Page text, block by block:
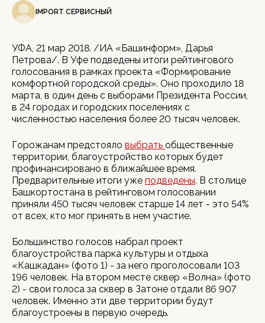
IMPORT СЕРВИСНЫЙ
УФА, 21 мар 2018. /ИА «Башинформ», Дарья
Петрова/. В Уфе подведены итоги рейтингового
голосования в рамках проекта «Формирование
комфортной городской среды». Оно проходило 18
марта, в один день с выборами Президента России,
в 24 городах и городских поселениях с
численностью населения более 20 тысяч человек.
Горожанам предстояло выбрать общественные
территории, благоустройство которых будет
профинансировано в ближайшее время.
Предварительные итоги уже подведены. В столице
Башкортостана в рейтинговом голосовании
приняли 450 тысяч человек старше 14 лет - это 54%
от всех, кто мог принять в нем участие.
Большинство голосов набрал проект
благоустройства парка культуры и отдыха
«Кашкадан» (фото 1) - за него проголосовали 103
196 человек. На втором месте сквер «Волна» (фото
2) - свои голоса за сквер в Затоне отдали 86 907
человек. Именно эти две территории будут
благоустроены в первую очередь.